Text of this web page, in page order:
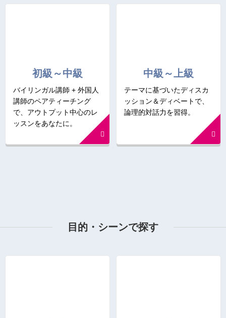
初級～中級
バイリンガル講師 + 外国人
講師のペアティーチング
で、アウトプット中心のレ
ッスンをあなたに。
中級～上級
テーマに基づいたディスカ
ッション＆ディベートで、
論理的対話力を習得。
目的・シーンで探す